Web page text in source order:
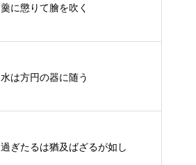
羹に懲りて膾を吹く
水は方円の器に随う
過ぎたるは猶及ばざるが如し